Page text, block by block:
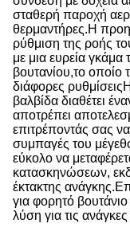
σταθερή παροχή
θερμαντήρες.Η
ρύθμιση της ροής
με μια ευρεία
βουτανίου,το οποίο
διάφορες
βαλβίδα διαθέτει
αποτρέπει
επιτρέποντάς σας
συμπαγές του
εύκολο να
κατασκηνώσεων,
έκτακτης
για φορητό
λύση για τις